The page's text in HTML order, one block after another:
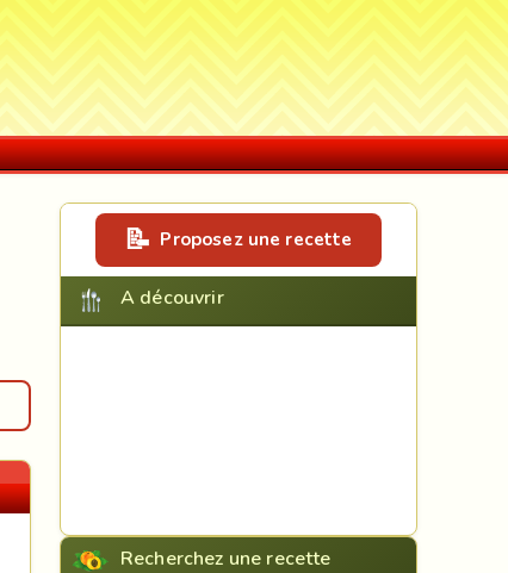
Proposez une recette
A découvrir
Recherchez une recette